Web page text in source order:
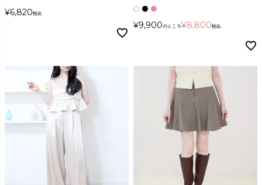
¥6,820税込
¥9,900 のところ¥8,800税込